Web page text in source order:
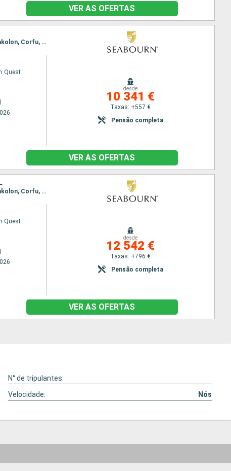
VER AS OFERTAS
Itinerário : Istambul, Canakkale, Esmirna, Patmos, Rodas, Spetses, Pireus Atenas, Nafplio, Katakolon, Corfu, Saranda, Nápoles, Civitavecchia - Roma
Quest
desde
10 341 €
Taxas: +557 €
Pensão completa
VER AS OFERTAS
Itinerário : Istambul, Canakkale, Esmirna, Patmos, Rodas, Spetses, Pireus Atenas, Nafplio, Katakolon, Corfu, Saranda, Nápoles, Civitavecchia - Roma, Ajaccio, Alghero, Mahón, Ibiza, Cartagena, Motril, Ceuta, Lisboa
Quest
desde
12 542 €
Taxas: +796 €
Pensão completa
VER AS OFERTAS
N° de tripulantes:
Velocidade: Nós